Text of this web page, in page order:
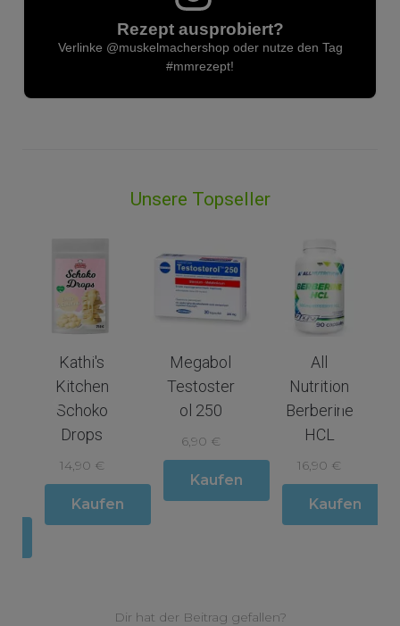
Rezept ausprobiert?
Verlinke @muskelmachershop oder nutze den Tag
#mmrezept!
Unsere Topseller
Megabol
Testoster
ol 250
6,90 €
Kaufen
All
Nutrition
Berberine
HCL
16,90 €
Kaufen
PEAK Soy
Protein
Isolate
14,90 €
Kaufen
Dir hat der Beitrag gefallen?